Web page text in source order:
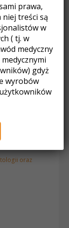
oraz
prawa,
treści są
w
( tj. w
medyczny
gdyż
wyrobów